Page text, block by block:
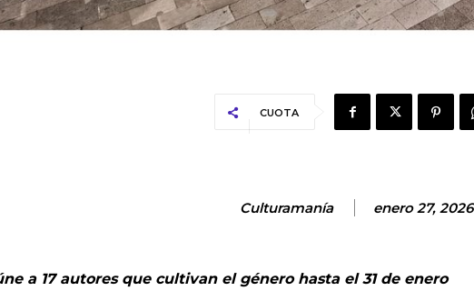
CUOTA
Culturamanía enero 27, 2026
a 17 autores que cultivan el género hasta el 31 de enero